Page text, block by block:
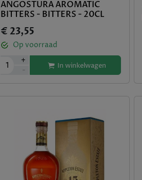
ANGOSTURA AROMATIC
BITTERS - BITTERS - 20CL
€ 23,55
Op voorraad
1
+
-
In winkelwagen